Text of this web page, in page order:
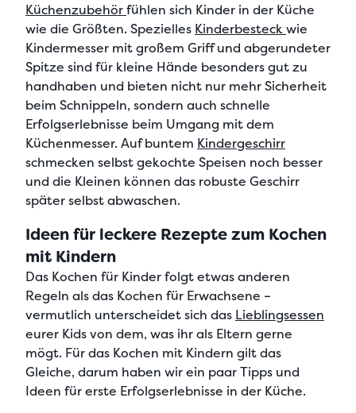
Küchenzubehörfühlen sich Kinder in der Küche
wie die Größten. Spezielles Kinderbesteckwie
Kindermesser mit großem Griff und abgerundeter
Spitze sind für kleine Hände besonders gut zu
handhaben und bieten nicht nur mehr Sicherheit
beim Schnippeln, sondern auch schnelle
Erfolgserlebnisse beim Umgang mit dem
Küchenmesser. Auf buntem Kindergeschirr
schmecken selbst gekochte Speisen noch besser
und die Kleinen können das robuste Geschirr
später selbst abwaschen.
Ideen für leckere Rezepte zum Kochen
mit Kindern
Das Kochen für Kinder folgt etwasanderen
Regeln als das Kochen für Erwachsene –
vermutlich unterscheidet sich das Lieblingsessen
eurer Kids von dem, was ihr als Eltern gerne
mögt. Für das Kochen mit Kindern gilt das
Gleiche, darum haben wir ein paar Tipps und
Ideen für erste Erfolgserlebnisse in der Küche.